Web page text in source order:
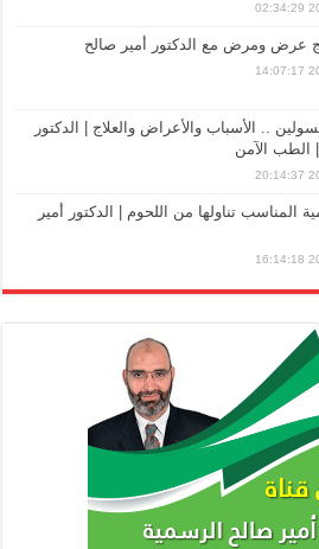
عرض ومرض مع الدكتور أمير صالح
.. الأسباب والأعراض والعلاج | الدكتور
الطب الآمن
المناسب تناولها من اللحوم | الدكتور أمير